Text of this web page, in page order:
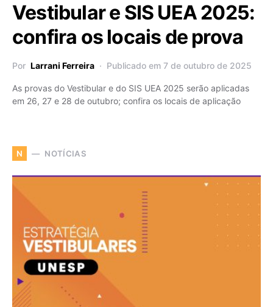
Vestibular e SIS UEA 2025:
confira os locais de prova
Por Larrani Ferreira Publicado em 7 de outubro de 2025
As provas do Vestibular e do SIS UEA 2025 serão aplicadas
em 26, 27 e 28 de outubro; confira os locais de aplicação
N NOTÍCIAS